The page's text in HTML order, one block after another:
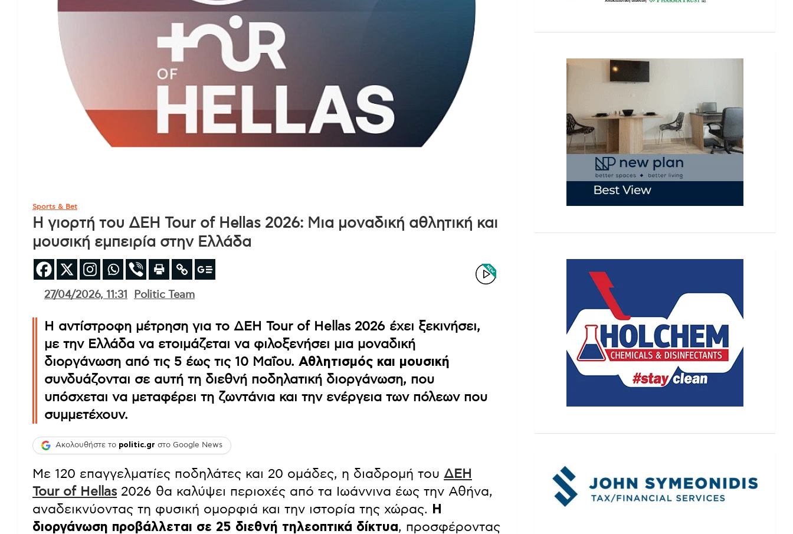
Sports & Bet
Η γιορτή του ΔΕΗ Tour of Hellas 2026: Μια μοναδική αθλητική και
μουσική εμπειρία στην Ελλάδα
27/04/2026, 11:31 Politic Team
Η αντίστροφη μέτρηση για το ΔΕΗ Tour of Hellas 2026 έχει ξεκινήσει,
με την Ελλάδα να ετοιμάζεται να φιλοξενήσει μια μοναδική
διοργάνωση από τις 5 έως τις 10 Μαΐου. Αθλητισμός και μουσική
συνδυάζονται σε αυτή τη διεθνή ποδηλατική διοργάνωση, που
υπόσχεται να μεταφέρει τη ζωντάνια και την ενέργεια των πόλεων που
συμμετέχουν.
Ακολουθήστε το politic.gr στο Google News
Με 120 επαγγελματίες ποδηλάτες και 20 ομάδες, η διαδρομή του ΔΕΗ
Tour of Hellas 2026 θα καλύψει περιοχές από τα Ιωάννινα έως την Αθήνα,
αναδεικνύοντας τη φυσική ομορφιά και την ιστορία της χώρας.
Η
διοργάνωση προβάλλεται σε 25 διεθνή τηλεοπτικά δίκτυα, προσφέροντας